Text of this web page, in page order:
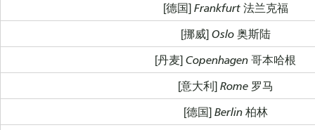
[德国] Frankfurt 法兰克福
[挪威] Oslo 奥斯陆
[丹麦] Copenhagen 哥本哈根
[意大利] Rome 罗马
[德国] Berlin 柏林